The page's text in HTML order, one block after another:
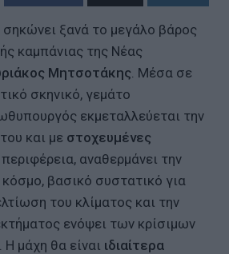
σηκώνει ξανά το μεγάλο βάρος
καμπάνιας της Νέας
Μητσοτάκης . Μέσα σε
σκηνικό, γεμάτο
εκμεταλλεύεται την
και με στοχευμένες
αναθερμάνει την
βασικό συστατικό για
του κλίματος και την
ενόψει των κρίσιμων
μάχη θα είναι ιδιαίτερα